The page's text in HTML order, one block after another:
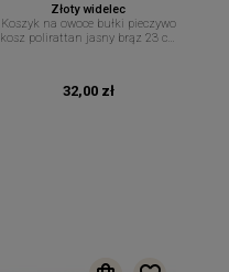
Złoty widelec
Koszyk na owoce bułki pieczywo
kosz polirattan jasny brąz 23 cm
32,00 zł